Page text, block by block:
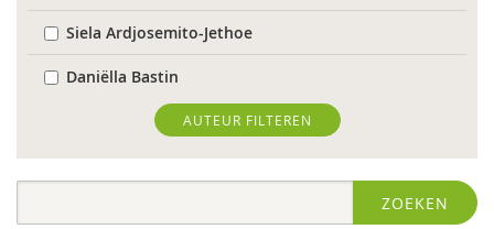
Siela Ardjosemito-Jethoe
Daniëlla Bastin
Joyce Blauwhoff
Robbert Blokland
AUTEUR FILTEREN
ZOEKEN